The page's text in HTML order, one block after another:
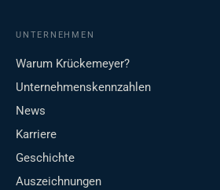
UNTERNEHMEN
Warum Krückemeyer?
Unternehmenskennzahlen
News
Karriere
Geschichte
Auszeichnungen